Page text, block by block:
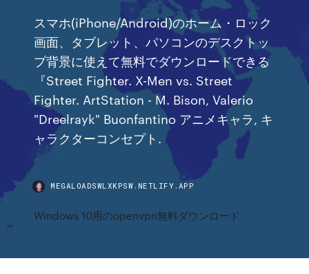
スマホ(iPhone/Android)のホーム・ロック
画面、タブレット、パソコンのデスクトッ
プ背景に使えて無料でダウンロードできる
『Street Fighter. X-Men vs. Street
Fighter. ArtStation - M. Bison, Valerio
"Dreelrayk" Buonfantino アニメキャラ, キ
ャラクターコンセプト.
MEGALOADSWLXKPSW.NETLIFY.APP
Windows 10用のopenvpn無料ダウンロード